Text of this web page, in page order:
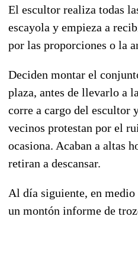
El escultor realiza todas
escayola y empieza a
por las proporciones o la
Deciden montar el
plaza, antes de llevarlo a
corre a cargo del escultor
vecinos protestan por el
ocasiona. Acaban a altas
retiran a descansar.
Al día siguiente, en medio
un montón informe de